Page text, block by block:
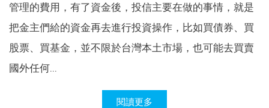
管理的費用，有了資金後，投信主要在做的事情，就是
把金主們給的資金再去進行投資操作，比如買債券、買
股票、買基金，並不限於台灣本土市場，也可能去買賣
國外任何...
閱讀更多